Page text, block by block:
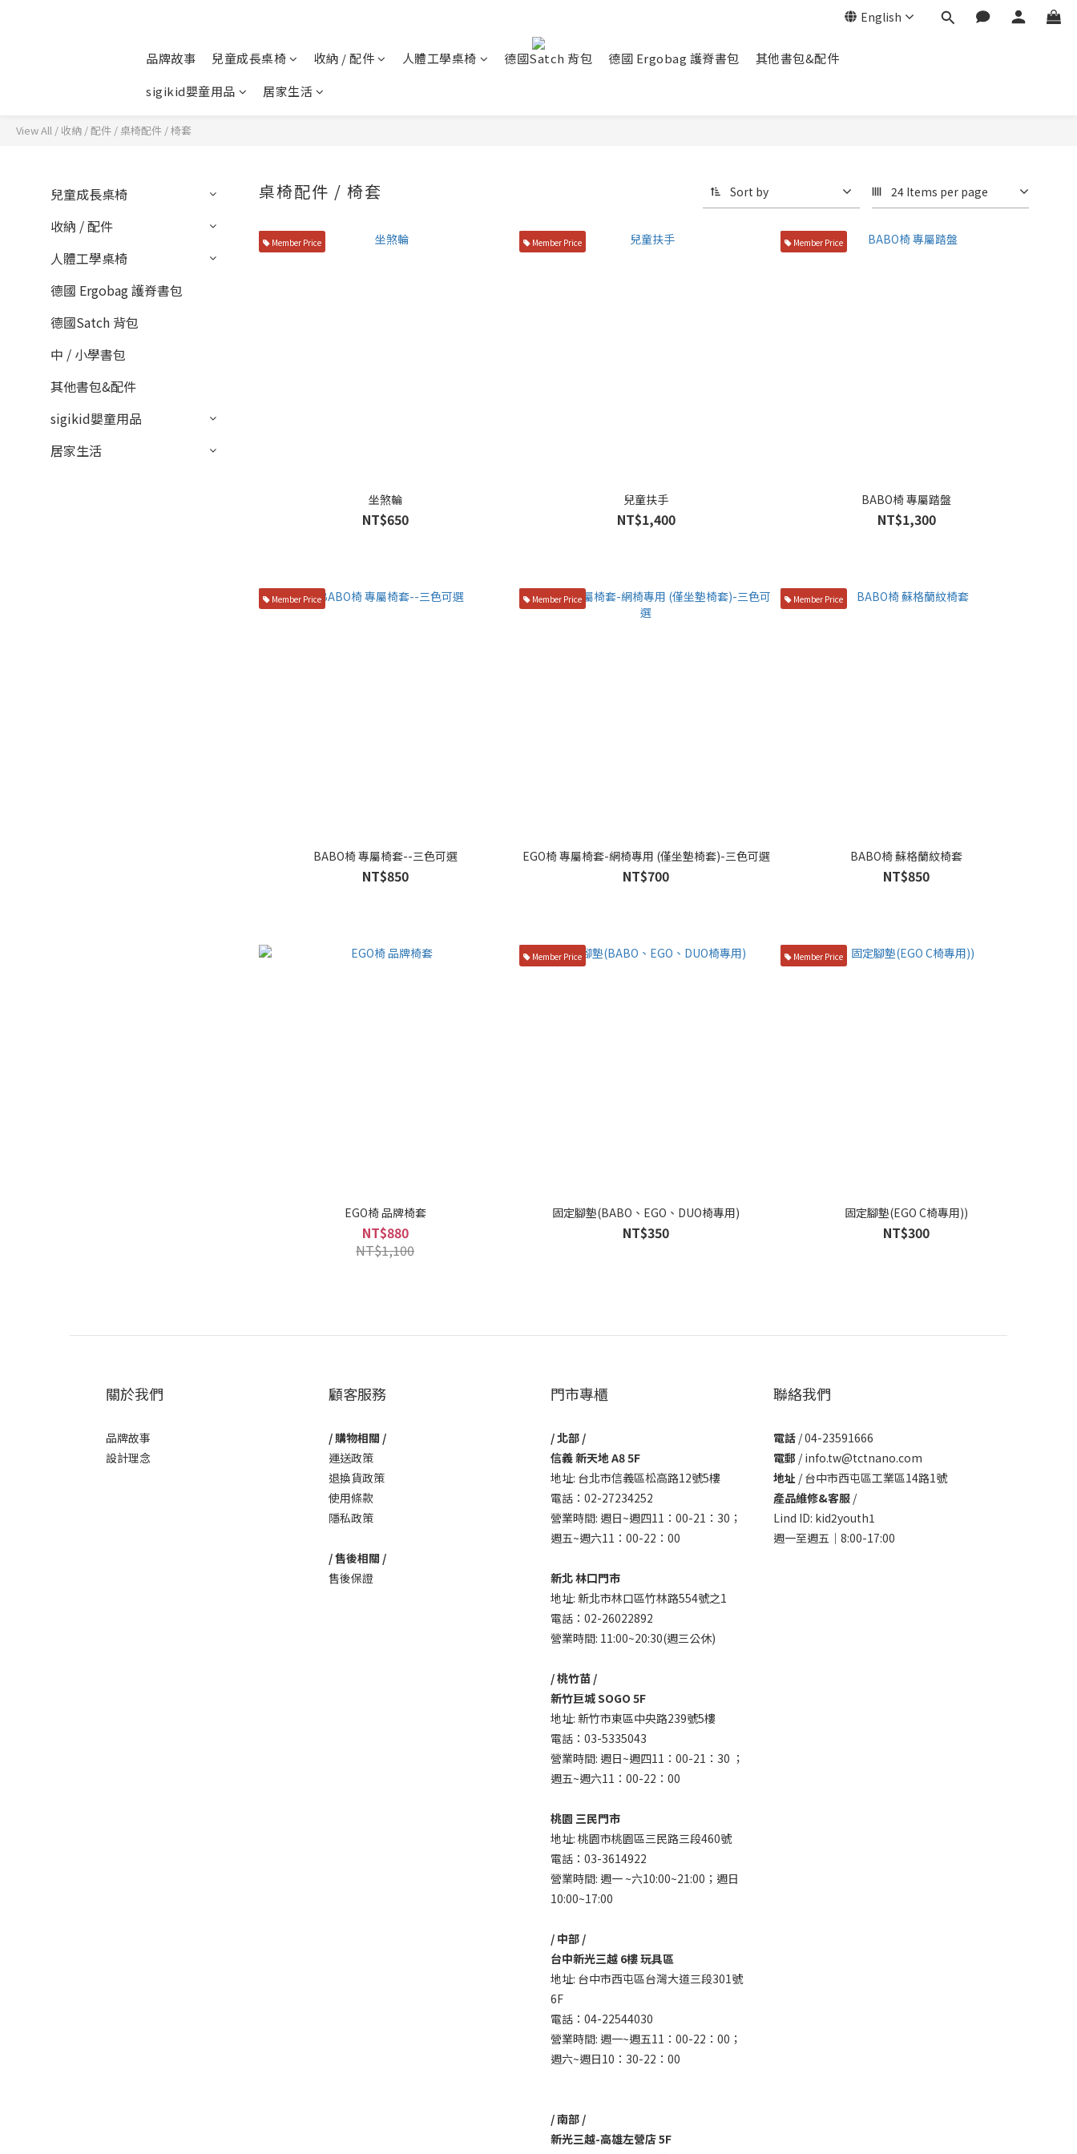
English
品牌故事 兒童成長桌椅 收納 / 配件 人體工學桌椅 德國Satch 背包 德國 Ergobag 護脊書包
其他書包&配件
sigikid嬰童用品
居家生活
View All / 收納 / 配件 / 桌椅配件 / 椅套
兒童成長桌椅
收納 / 配件
人體工學桌椅
德國 Ergobag 護脊書包
德國Satch 背包
中 / 小學書包
其他書包&配件
sigikid嬰童用品
居家生活
桌椅配件 / 椅套 Sort by 24 Items per page
Member Price
坐煞輪
NT$650
Member Price
兒童扶手
NT$1,400
Member Price
BABO椅 專屬踏盤
NT$1,300
Member Price
BABO椅 專屬椅套--三色可選
NT$850
Member Price
EGO椅 專屬椅套-網椅專用 (僅坐墊椅套)-三色可選
NT$700
Member Price
BABO椅 蘇格蘭紋椅套
NT$850
EGO椅 品牌椅套
NT$880
NT$1,100
Member Price
固定腳墊(BABO、EGO、DUO椅專用)
NT$350
Member Price
固定腳墊(EGO C椅專用))
NT$300
關於我們
品牌故事
設計理念
顧客服務
/ 購物相關 /
運送政策
退換貨政策
使用條款
隱私政策
/ 售後相關 /
售後保證
門市專櫃
/ 北部 /
信義 新天地 A8 5F
地址: 台北市信義區松高路12號5樓
電話：02-27234252
營業時間: 週日~週四11：00-21：30；
週五~週六11：00-22：00
新北 林口門市
地址: 新北市林口區竹林路554號之1
電話：02-26022892
營業時間: 11:00~20:30(週三公休)
/ 桃竹苗 /
新竹巨城 SOGO 5F
地址: 新竹市東區中央路239號5樓
電話：03-5335043
營業時間: 週日~週四11：00-21：30 ；
週五~週六11：00-22：00
桃園 三民門市
地址: 桃園市桃園區三民路三段460號
電話：03-3614922
營業時間: 週一 ~六10:00~21:00；週日
10:00~17:00
/ 中部 /
台中新光三越 6樓 玩具區
地址: 台中市西屯區台灣大道三段301號
6F
電話：04-22544030
營業時間: 週一~週五11：00-22：00；
週六~週日10：30-22：00
/ 南部 /
新光三越-高雄左營店 5F
聯絡我們
電話/ 04-23591666
電郵 / info.tw@tctnano.com
地址 / 台中市西屯區工業區14路1號
產品維修&客服/
Lind ID: kid2youth1
週一至週五｜8:00-17:00